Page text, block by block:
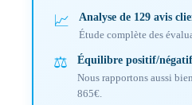
📈
Analyse de 129 avis
Étude complète des
⚖️
Équilibre positif/négatif
Nous rapportons aussi
865€.